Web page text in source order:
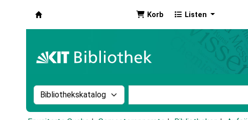
Korb Listen
Suche im Katalog nach: